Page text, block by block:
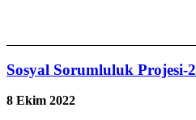
Sosyal Sorumluluk Projesi-2
8 Ekim 2022